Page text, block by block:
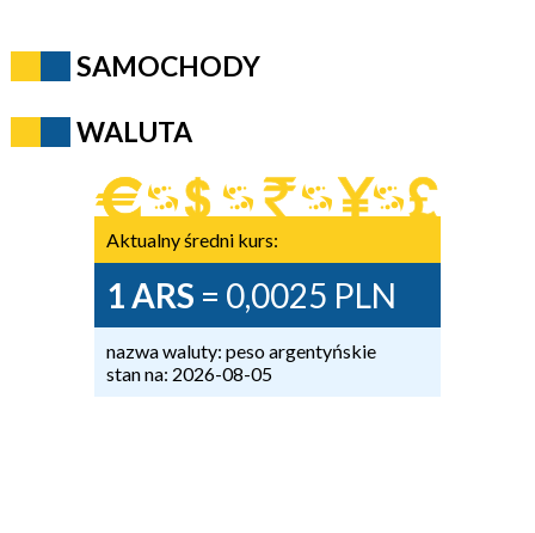
SAMOCHODY
WALUTA
Aktualny średni kurs:
1 ARS = 0,0025 PLN
nazwa waluty: peso argentyńskie
stan na: 2026-08-05